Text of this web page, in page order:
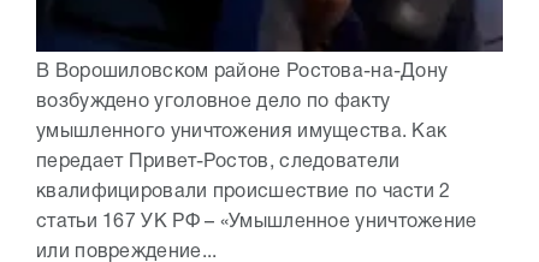
В Ворошиловском районе Ростова-на-Дону
возбуждено уголовное дело по факту
умышленного уничтожения имущества. Как
передает Привет-Ростов, следователи
квалифицировали происшествие по части 2
статьи 167 УК РФ – «Умышленное уничтожение
или повреждение...